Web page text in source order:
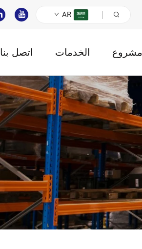
AR
مشروع الخدمات اتصل بنا